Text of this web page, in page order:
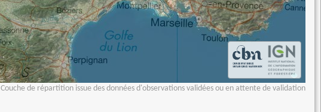
Couche de répartition issue des données d'observations validées ou en attente de validation